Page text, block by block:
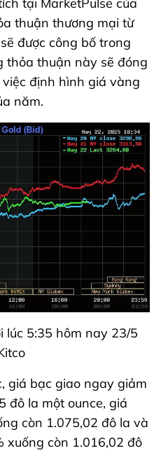
tại MarketPulse của
thuận thương mại từ
được công bố trong
thỏa thuận này sẽ đóng
định hình giá vàng
năm.
lúc 5:35 hôm nay 23/5
giá bạc giao ngay giảm
đô la một ounce, giá
còn 1.075,02 đô la và
xuống còn 1.016,02 đô